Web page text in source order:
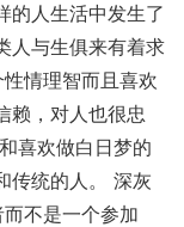
的人生活中发生了
人与生俱来有着求
情理智而且喜欢
赖，对人也很忠
喜欢做白日梦的
传统的人。 深灰
不是一个参加